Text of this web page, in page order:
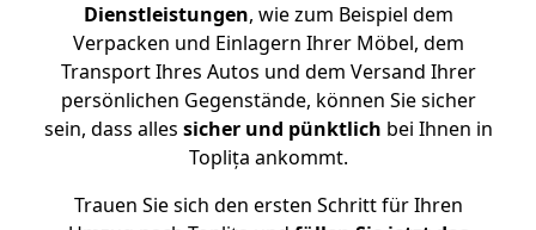
Dienstleistungen, wie zum Beispiel dem
Verpacken und Einlagern Ihrer Möbel, dem
Transport Ihres Autos und dem Versand Ihrer
persönlichen Gegenstände, können Sie sicher
sein, dass alles sicher und pünktlich bei Ihnen in
Toplița ankommt.
Trauen Sie sich den ersten Schritt für Ihren